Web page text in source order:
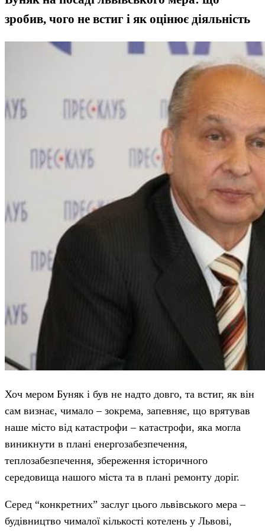
зробив, чого не встиг і як оцінює діяльність
Хоч мером Буняк і був не надто довго, та встиг, як він
сам визнає, чимало – зокрема, запевняє, що врятував
наше місто від катастрофи – катастрофи, яка могла
виникнути в плані енергозабезпечення,
теплозабезпечення, збереження історичного
середовища нашого міста та в плані ремонту доріг.
Серед “конкретних” заслуг цього львівського мера –
будівництво чималої кількості котелень у Львові,